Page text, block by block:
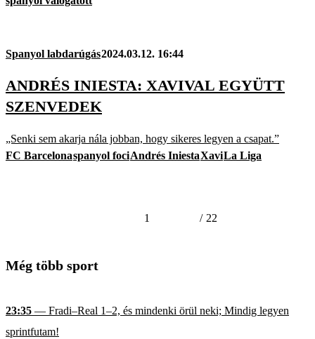
Spanyol labdarúgás2024.03.12. 16:44
ANDRÉS INIESTA: XAVIVAL EGYÜTT
SZENVEDEK
„Senki sem akarja nála jobban, hogy sikeres legyen a csapat.”
FC Barcelonaspanyol fociAndrés IniestaXaviLa Liga
1 / 22
Még több sport
23:35 — Fradi–Real 1–2, és mindenki örül neki; Mindig legyen
sprintfutam!